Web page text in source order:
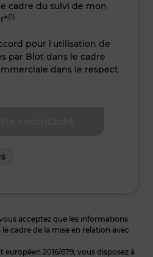
cadre du suivi de mon
(1)
pour l’utilisation de
par Blot dans le cadre
dans le respect
acceptez que les informations
cadre de la mise en relation avec
2016/679, vous disposez à